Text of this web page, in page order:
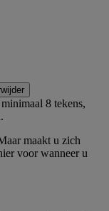
8 tekens,
maakt u zich
voor wanneer u